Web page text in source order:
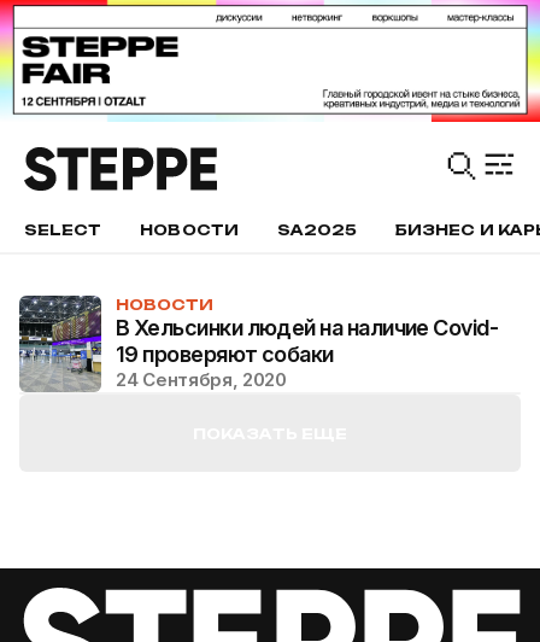
SELECT НОВОСТИ SA2025 БИЗНЕС И
НОВОСТИ
В Хельсинки людей на наличие Covid-
19 проверяют собаки
24 Сентября, 2020